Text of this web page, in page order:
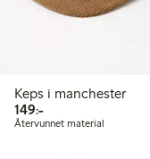
Keps i manchester
149:-149,00 kr
Återvunnet material